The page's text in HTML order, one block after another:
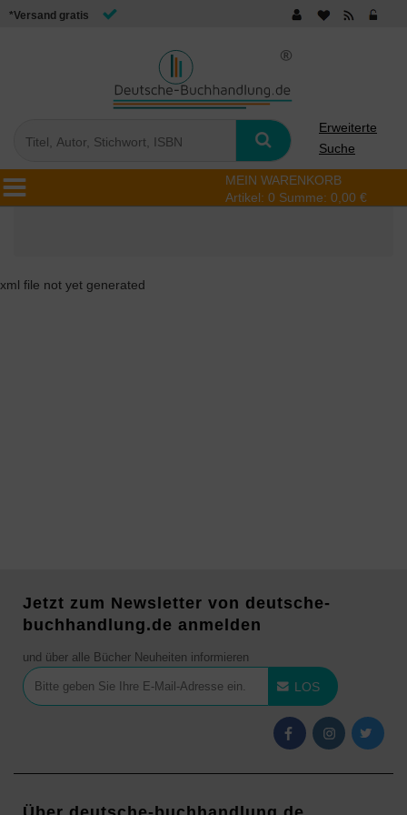
*Versand gratis
Erweiterte
Suche
MEIN WARENKORB
Artikel: 0 Summe: 0,00 €
xml file not yet generated
Jetzt zum Newsletter von deutsche-
buchhandlung.de anmelden
und über alle Bücher Neuheiten informieren
LOS